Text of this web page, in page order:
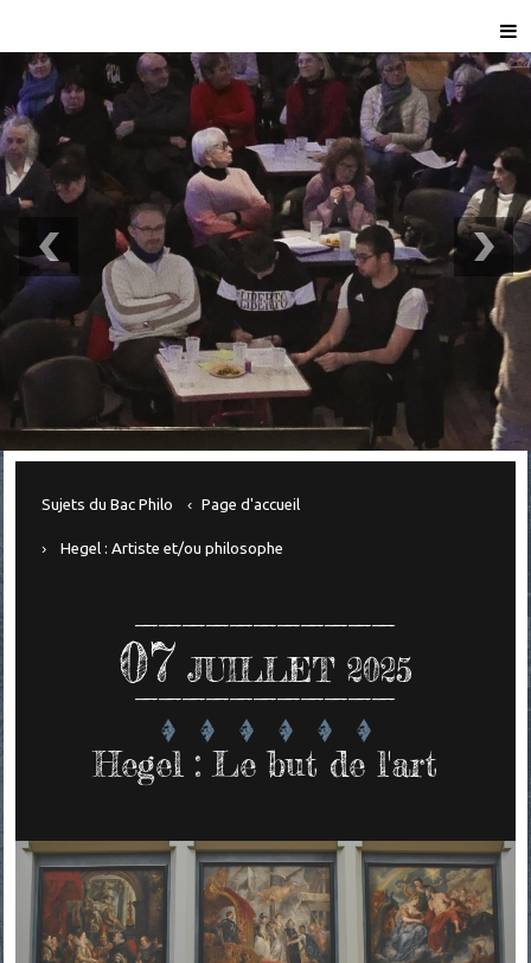
Sujets du Bac Philo Page d'accueil
Hegel : Artiste et/ou philosophe
07 JUILLET 2025
Hegel : Le but de l'art